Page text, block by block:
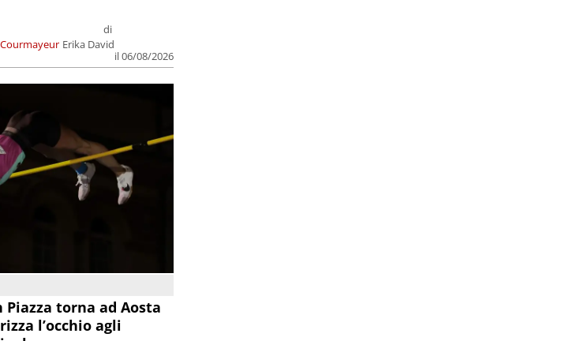
Courmayeur
di
Erika David
il 06/08/2026
torna ad Aosta
l’occhio agli